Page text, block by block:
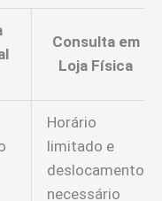
Consulta em
Loja Física
Horário
limitado e
deslocamento
necessário